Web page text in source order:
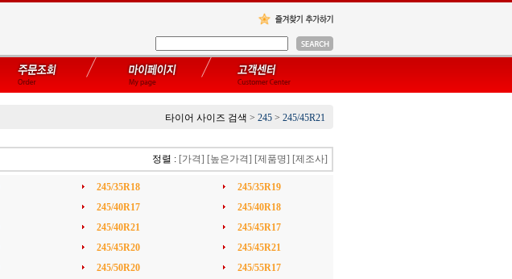
타이어 사이즈 검색 > 245 > 245/45R21
정렬 : [가격] [높은가격] [제품명] [제조사]
245/35R18
245/35R19
245/40R17
245/40R18
245/40R21
245/45R17
245/45R20
245/45R21
245/50R20
245/55R17